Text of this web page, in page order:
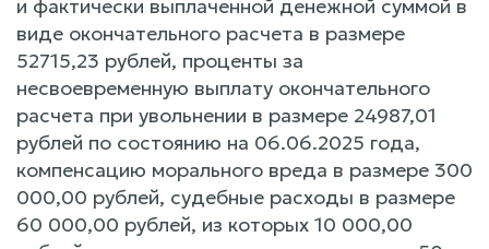
и фактически выплаченной денежной суммой в
виде окончательного расчета в размере
52715,23 рублей, проценты за
несвоевременную выплату окончательного
расчета при увольнении в размере 24987,01
рублей по состоянию на 06.06.2025 года,
компенсацию морального вреда в размере 300
000,00 рублей, судебные расходы в размере
60 000,00 рублей, из которых 10 000,00